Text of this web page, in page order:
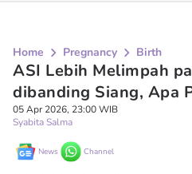
Home Pregnancy Birth
ASI Lebih Melimpah
dibanding Siang, Apa
05 Apr 2026, 23:00 WIB
Syabita Salma
News Channel